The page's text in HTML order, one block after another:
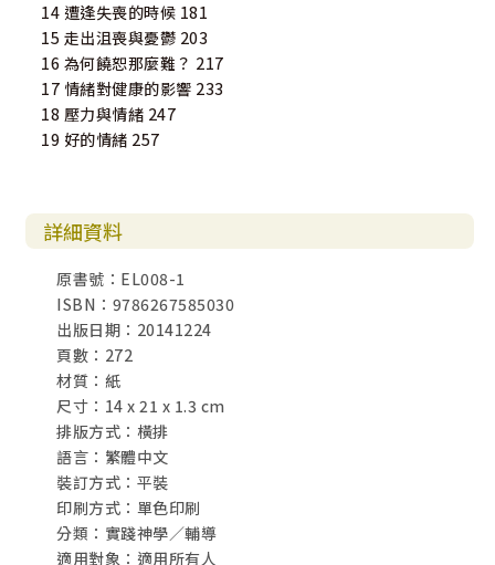
14 遭逢失喪的時候 181
15 走出沮喪與憂鬱 203
16 為何饒恕那麼難？ 217
17 情緒對健康的影響 233
18 壓力與情緒 247
19 好的情緒 257
詳細資料
原書號：EL008-1
ISBN：9786267585030
出版日期：20141224
頁數：272
材質：紙
尺寸：14 x 21 x 1.3 cm
排版方式：橫排
語言：繁體中文
裝訂方式：平裝
印刷方式：單色印刷
分類：實踐神學／輔導
適用對象：適用所有人